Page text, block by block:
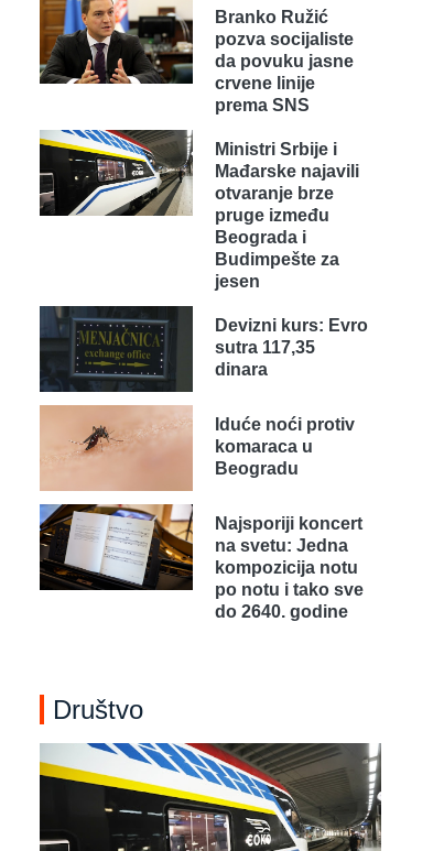
Branko Ružić
pozva socijaliste
da povuku jasne
crvene linije
prema SNS
Ministri Srbije i
Mađarske najavili
otvaranje brze
pruge između
Beograda i
Budimpešte za
jesen
Devizni kurs: Evro
sutra 117,35
dinara
Iduće noći protiv
komaraca u
Beogradu
Najsporiji koncert
na svetu: Jedna
kompozicija notu
po notu i tako sve
do 2640. godine
Društvo